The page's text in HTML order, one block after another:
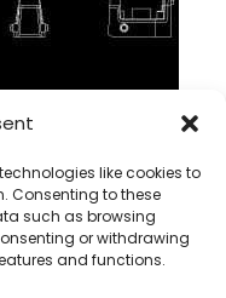
like cookies to
Consenting to these
such as browsing
or withdrawing
and functions.